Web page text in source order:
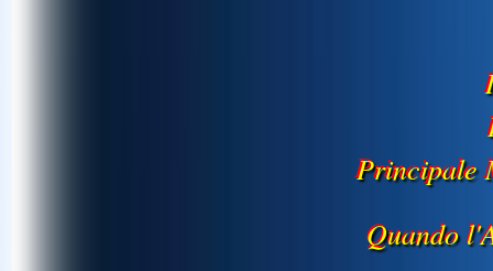
Principale
Quando